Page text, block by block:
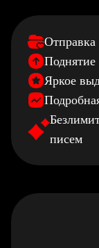
Поднятие
Яркое
писем